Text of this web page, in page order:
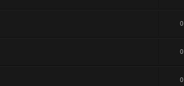
0
0
0